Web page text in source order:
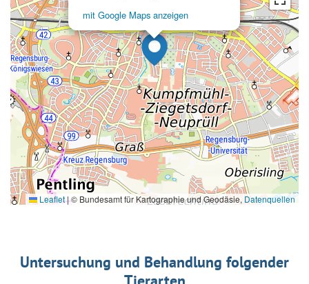
mit Google Maps anzeigen
Leaflet|© Bundesamt für Kartographie und Geodäsie, Datenquellen
Untersuchung und Behandlung folgender